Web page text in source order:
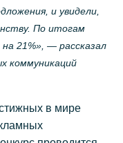
и увидели,
По итогам
21%», — рассказал
коммуникаций
в мире